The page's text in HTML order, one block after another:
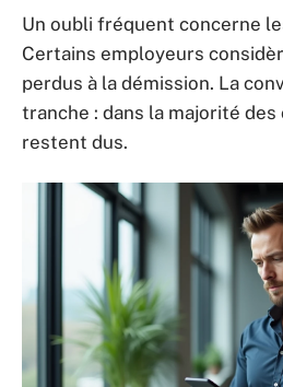
Un oubli fréquent concerne
Certains employeurs
perdus à la démission. La
tranche : dans la majorité des
restent dus.